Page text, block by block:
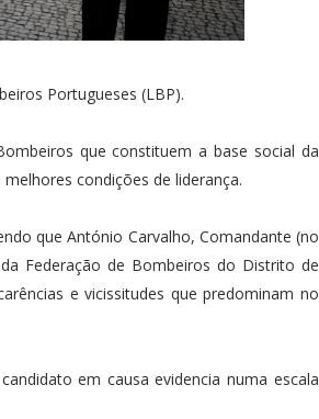
Portugueses (LBP).
que constituem a base social da
condições de liderança.
que António Carvalho, Comandante (no
Federação de Bombeiros do Distrito de
e vicissitudes que predominam no
em causa evidencia numa escala